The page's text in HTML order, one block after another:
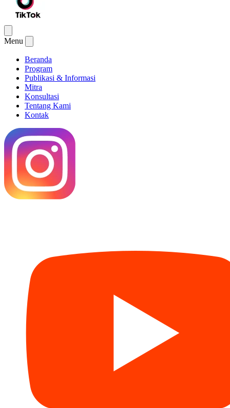
Menu
Beranda
Program
Publikasi & Informasi
Mitra
Konsultasi
Tentang Kami
Kontak